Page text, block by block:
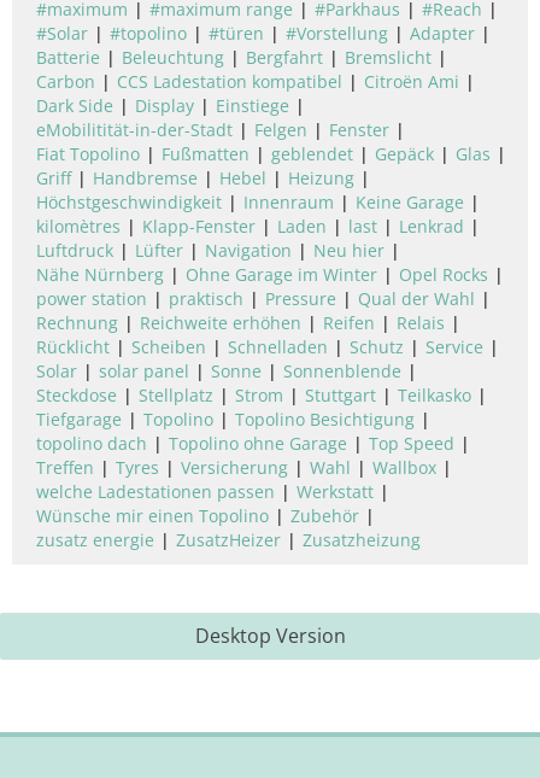
#maximum
#maximum range #Parkhaus
#Reach
#Solar
#topolino #türen #Vorstellung
Adapter
Batterie
Beleuchtung Bergfahrt
Bremslicht
Carbon
CCS Ladestation kompatibel
Citroën Ami
Dark Side
Display
Einstiege
eMobilitität-in-der-Stadt
Felgen
Fenster
Fiat Topolino
Fußmatten geblendet Gepäck
Glas
Griff
Handbremse Hebel
Heizung
Höchstgeschwindigkeit
Innenraum
Keine Garage
kilomètres
Klapp-Fenster Laden last
Lenkrad
Luftdruck
Lüfter Navigation
Neu hier
Nähe Nürnberg
Ohne Garage im Winter
Opel Rocks
power station
praktisch Pressure
Qual der Wahl
Rechnung
Reichweite erhöhen Reifen
Relais
Rücklicht
Scheiben Schnelladen Schutz
Service
Solar
solar panel Sonne
Sonnenblende
Steckdose
Stellplatz Strom Stuttgart
Teilkasko
Tiefgarage
Topolino
Topolino Besichtigung
topolino dach
Topolino ohne Garage
Top Speed
Treffen
Tyres Versicherung Wahl
Wallbox
welche Ladestationen passen
Werkstatt
Wünsche mir einen Topolino
Zubehör
zusatz energie
ZusatzHeizer Zusatzheizung
Desktop Version